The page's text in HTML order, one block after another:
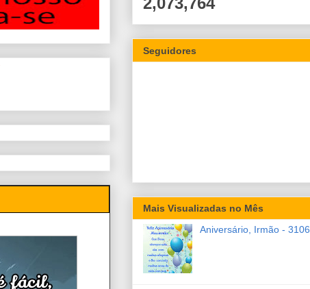
Seguidores
Mais Visualizadas no Mês
Aniversário, Irmão - 3106